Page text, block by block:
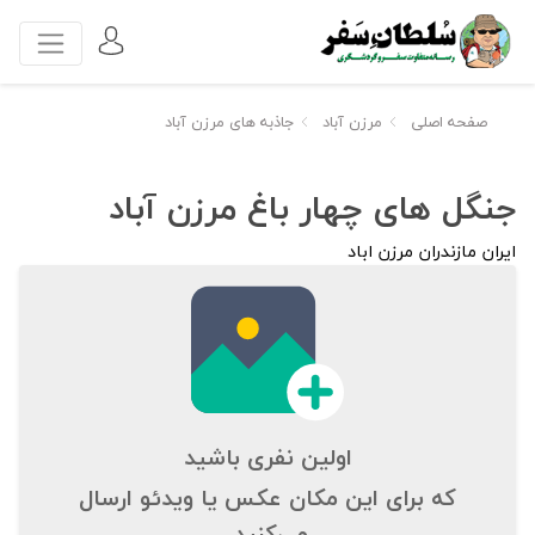
صفحه اصلی مرزن آباد جاذبه های مرزن آباد
جنگل های چهار باغ مرزن آباد
ایران مازندران مرزن اباد
اولین نفری باشید
که برای این مکان عکس یا ویدئو ارسال